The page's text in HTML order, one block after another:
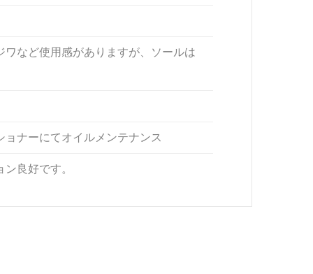
など使用感がありますが、ソールは
ナーにてオイルメンテナンス
良好です。